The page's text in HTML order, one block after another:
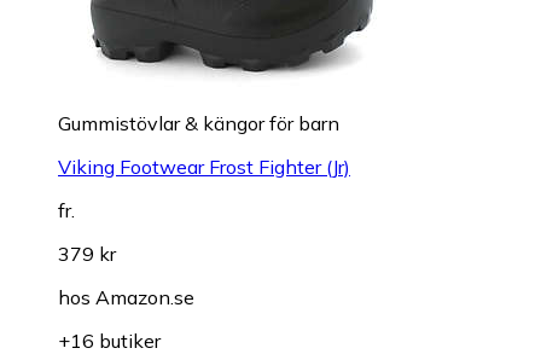
Gummistövlar & kängor för barn
Viking Footwear Frost Fighter (Jr)
fr.
379 kr
hos Amazon.se
+16 butiker